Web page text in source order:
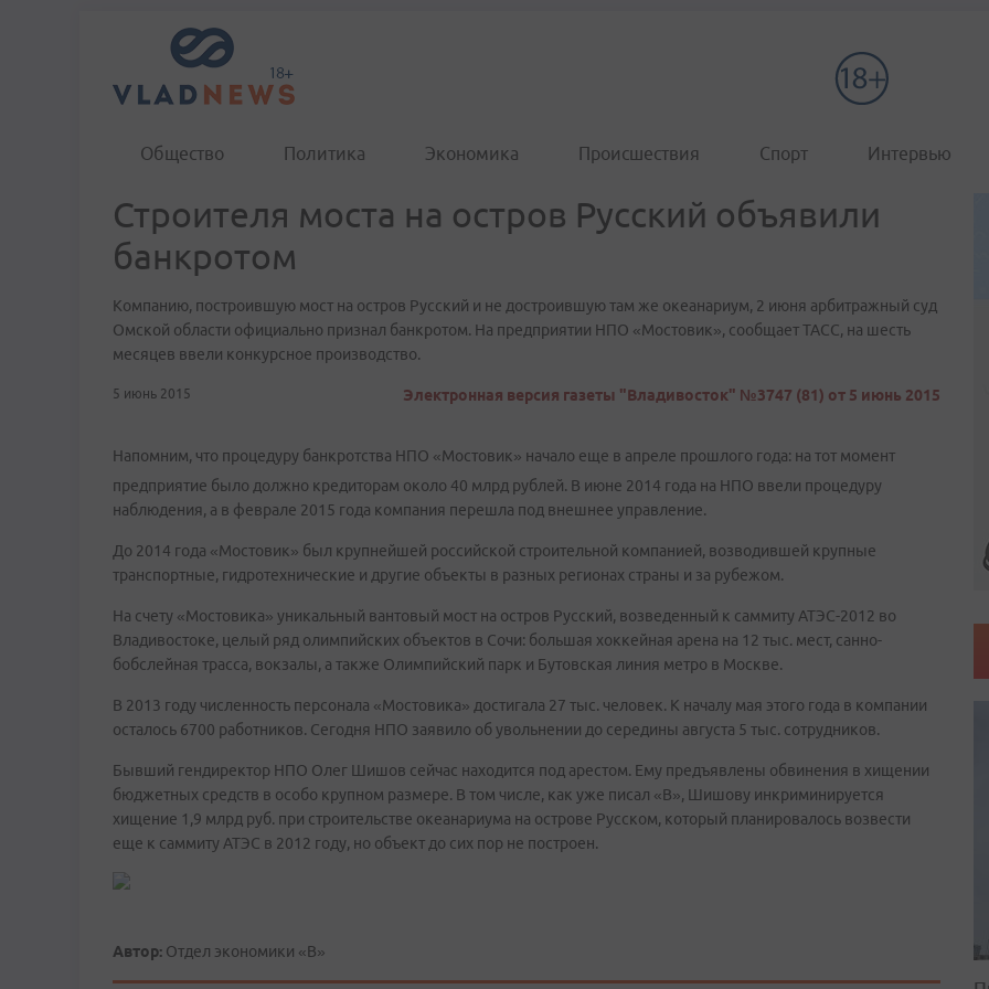
Общество Политика Экономика Происшествия Спорт Интервью
Строителя моста на остров Русский объявили
банкротом
Компанию, построившую мост на остров Русский и не достроившую там же океанариум, 2 июня арбитражный суд
Омской области официально признал банкротом. На предприятии НПО «Мостовик», сообщает ТАСС, на шесть
месяцев ввели конкурсное производство.
5 июнь 2015 Электронная версия газеты "Владивосток" №3747 (81) от 5 июнь 2015
Напомним, что процедуру банкротства НПО «Мостовик» начало еще в апреле прошлого года: на тот момент
предприятие было должно кредиторам около 40 млрд рублей. В июне 2014 года на НПО ввели процедуру
наблюдения, а в феврале 2015 года компания перешла под внешнее управление.
До 2014 года «Мостовик» был крупнейшей российской строительной компанией, возводившей крупные
транспортные, гидротехнические и другие объекты в разных регионах страны и за рубежом.
На счету «Мостовика» уникальный вантовый мост на остров Русский, возведенный к саммиту АТЭС-2012 во
Владивостоке, целый ряд олимпийских объектов в Сочи: большая хоккейная арена на 12 тыс. мест, санно-
бобслейная трасса, вокзалы, а также Олимпийский парк и Бутовская линия метро в Москве.
В 2013 году численность персонала «Мостовика» достигала 27 тыс. человек. К началу мая этого года в компании
осталось 6700 работников. Сегодня НПО заявило об увольнении до середины августа 5 тыс. сотрудников.
Бывший гендиректор НПО Олег Шишов сейчас находится под арестом. Ему предъявлены обвинения в хищении
бюджетных средств в особо крупном размере. В том числе, как уже писал «В», Шишову инкриминируется
хищение 1,9 млрд руб. при строительстве океанариума на острове Русском, который планировалось возвести
еще к саммиту АТЭС в 2012 году, но объект до сих пор не построен.
Автор: Отдел экономики «В»